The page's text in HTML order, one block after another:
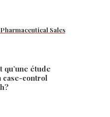
Sales
qu’une étude
case-control